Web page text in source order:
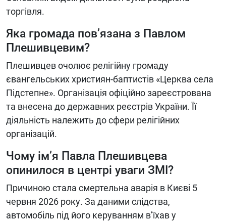
торгівля.
Яка громада пов’язана з Павлом
Плешивцевим?
Плешивцев очолює релігійну громаду
євангельських християн-баптистів «Церква села
Підстепне». Організація офіційно зареєстрована
та внесена до державних реєстрів України. Її
діяльність належить до сфери релігійних
організацій.
Чому ім’я Павла Плешивцева
опинилося в центрі уваги ЗМІ?
Причиною стала смертельна аварія в Києві 5
червня 2026 року. За даними слідства,
автомобіль під його керуванням в’їхав у